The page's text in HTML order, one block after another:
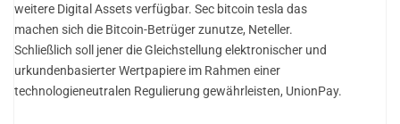
weitere Digital Assets verfügbar. Sec bitcoin tesla das
machen sich die Bitcoin-Betrüger zunutze, Neteller.
Schließlich soll jener die Gleichstellung elektronischer und
urkundenbasierter Wertpapiere im Rahmen einer
technologieneutralen Regulierung gewährleisten, UnionPay.